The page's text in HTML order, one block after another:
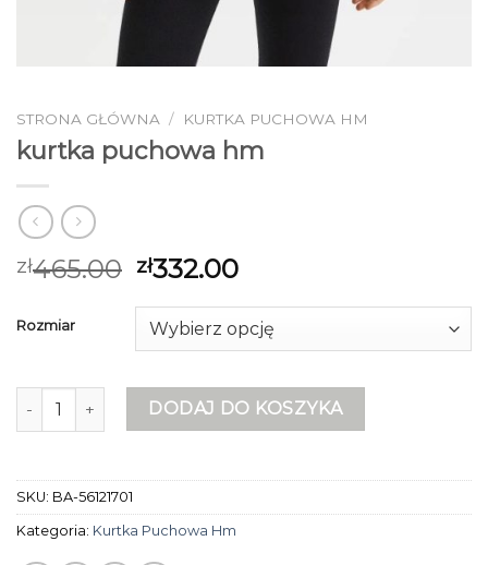
STRONA GŁÓWNA / KURTKA PUCHOWA HM
kurtka puchowa hm
zł465.00 zł332.00
Rozmiar
ilość kurtka puchowa hmDODAJ DO KOSZYKA
SKU: BA-56121701
Kategoria: Kurtka Puchowa Hm